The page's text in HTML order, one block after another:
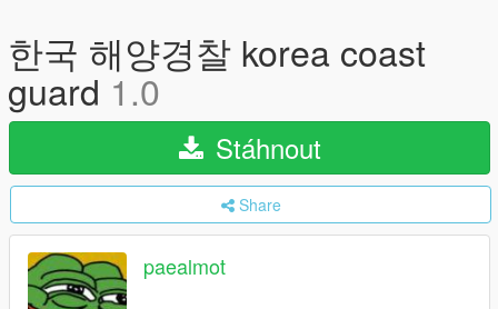
한국 해양경찰 korea coast
guard 1.0
Stáhnout
Share
paealmot